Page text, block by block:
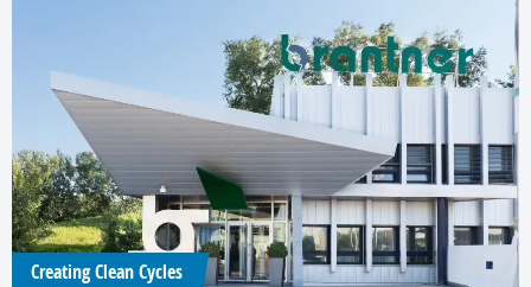
Creating Clean Cycles